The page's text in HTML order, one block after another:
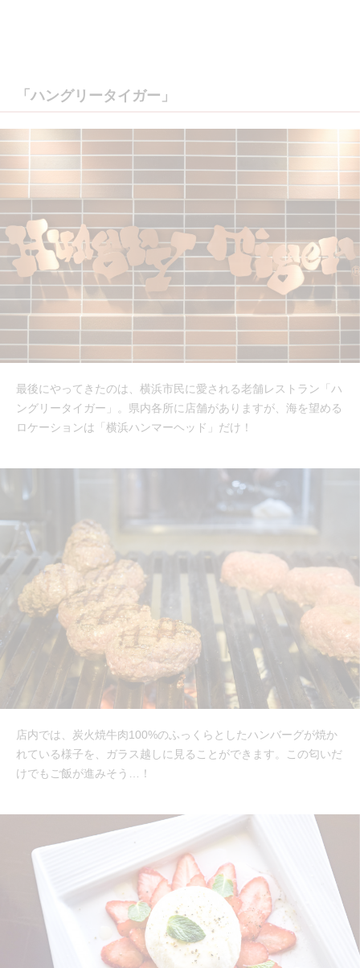
「ハングリータイガー」
最後にやってきたのは、横浜市民に愛される老舗レストラン「ハ
ングリータイガー」。県内各所に店舗がありますが、海を望める
ロケーションは「横浜ハンマーヘッド」だけ！
店内では、炭火焼牛肉100%のふっくらとしたハンバーグが焼か
れている様子を、ガラス越しに見ることができます。この匂いだ
けでもご飯が進みそう…！